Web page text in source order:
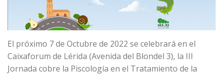
El próximo 7 de Octubre de 2022 se celebrará en el
Caixaforum de Lérida (Avenida del Blondel 3), la III
Jornada cobre la Piscología en el Tratamiento de la